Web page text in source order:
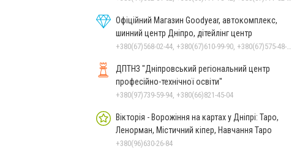
Офіційний Магазин Goodyear, автокомплекс,
шинний центр Дніпро, дітейлінг центр
ДПТНЗ "Дніпровський регіональний центр
професійно-технічної освіти"
+380(97)739-59-94, +380(66)821-45-04
Вікторія - Ворожіння на картах у Дніпрі: Таро,
Ленорман, Містичний кіпер, Навчання Таро
+380(96)630-26-84